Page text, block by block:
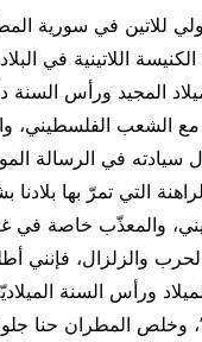
للاتين في سورية
اللاتينية في
المجيد ورأس السنة
مع الشعب
التي تمرّ بها
والمعذّب خاصة في
الحرب والزلزال، فإنني
ورأس السنة
وخلص المطران حنا